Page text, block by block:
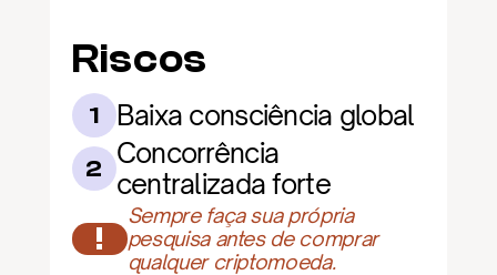
Riscos
1 Baixa consciência global
2 Concorrência
centralizada forte
!
Sempre faça sua própria
pesquisa antes de comprar
qualquer criptomoeda.